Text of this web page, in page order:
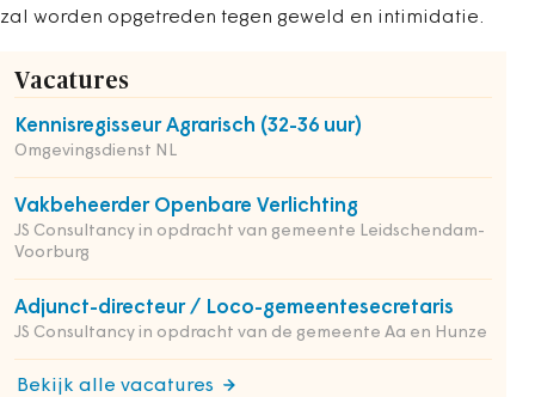
zal worden opgetreden tegen geweld en intimidatie.
Vacatures
Kennisregisseur Agrarisch (32-36 uur)
Omgevingsdienst NL
Vakbeheerder Openbare Verlichting
JS Consultancy in opdracht van gemeente Leidschendam-
Voorburg
Adjunct-directeur / Loco-gemeentesecretaris
JS Consultancy in opdracht van de gemeente Aa en Hunze
Bekijk alle vacatures